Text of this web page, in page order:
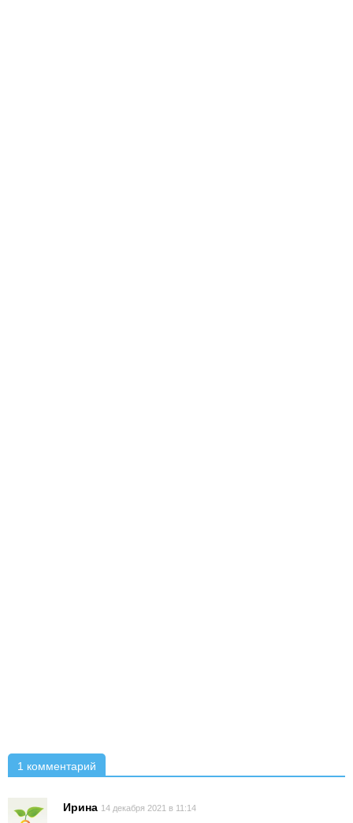
1 комментарий
Ирина 14 декабря 2021 в 11:14